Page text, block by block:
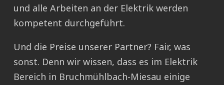
und alle Arbeiten an der Elektrik werden
kompetent durchgeführt.
Und die Preise unserer Partner? Fair, was
sonst. Denn wir wissen, dass es im Elektrik
Bereich in Bruchmühlbach-Miesau einige